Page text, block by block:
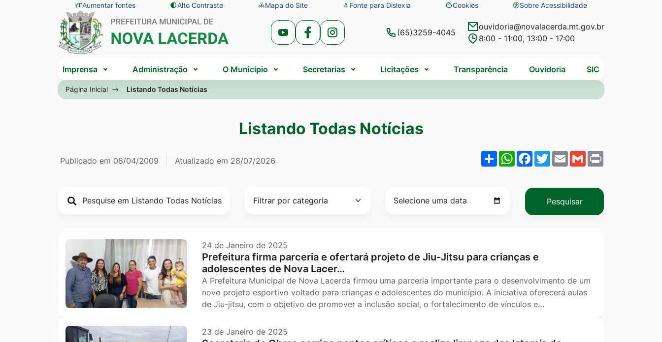
Seção
de
atalhos
e
links
de
acessibilidade
para
o
conteúdo
[alt+1]
Ir
para
busca
para
rodapé
[alt+4]
Aumentar fontes Alto Contraste Mapa do Site Fonte para Dislexia Cookies
Abrir
preferências
de
Sobre Acessibilidade
Seção
do
menu
Acessar
Rede
Social
Youtube
Acessar
Rede
Social
Facebook
Acessar
Rede
Social
Instagram
(65)3259-4045
ouvidoria@novalacerda.mt.gov.br
8:00 - 11:00, 13:00 - 17:00
menu
Imprensa Administração O Município Secretarias Licitações Transparência Ouvidoria SIC
Página Inicial Listando Todas Notícias
Listando Todas Notícias
Página Listando Todas Notícias
Informações
de
publicação
Publicado em 08/04/2009 Atualizado em 28/07/2026 ShareWhatsApp
Facebook
Twitter
EmailGmail
Pesquisar
24 de Janeiro de 2025
Prefeitura firma parceria e ofertará projeto de Jiu-Jitsu para crianças e
adolescentes de Nova Lacer…
A Prefeitura Municipal de Nova Lacerda firmou uma parceria importante para o desenvolvimento de um
novo projeto esportivo voltado para crianças e adolescentes do município. A iniciativa oferecerá aulas
de Jiu-jitsu, com o objetivo de promover a inclusão social, o fortalecimento de vínculos e…
23 de Janeiro de 2025